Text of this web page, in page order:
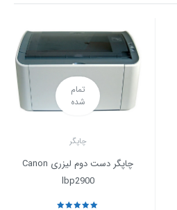
تمام
شده
چاپگر
چاپگر دست دوم لیزری Canon
lbp2900